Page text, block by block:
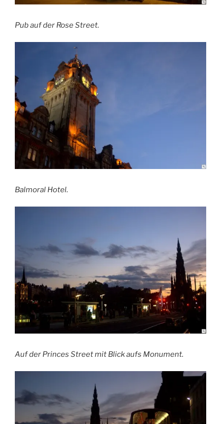
Pub auf der Rose Street.
Balmoral Hotel.
Auf der Princes Street mit Blick aufs Monument.